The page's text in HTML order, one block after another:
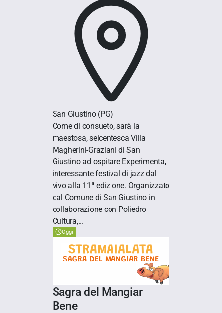
San Giustino (PG)
Come di consueto, sarà la
maestosa, seicentesca Villa
Magherini-Graziani di San
Giustino ad ospitare Experimenta,
interessante festival di jazz dal
vivo alla 11ª edizione. Organizzato
dal Comune di San Giustino in
collaborazione con Poliedro
Cultura,...
Oggi
Sagra del Mangiar
Bene